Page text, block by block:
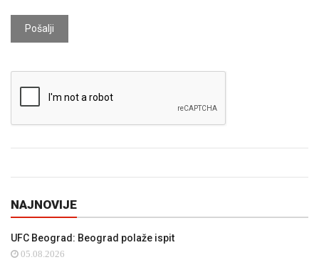
Pošalji
NAJNOVIJE
UFC Beograd: Beograd polaže ispit
05.08.2026